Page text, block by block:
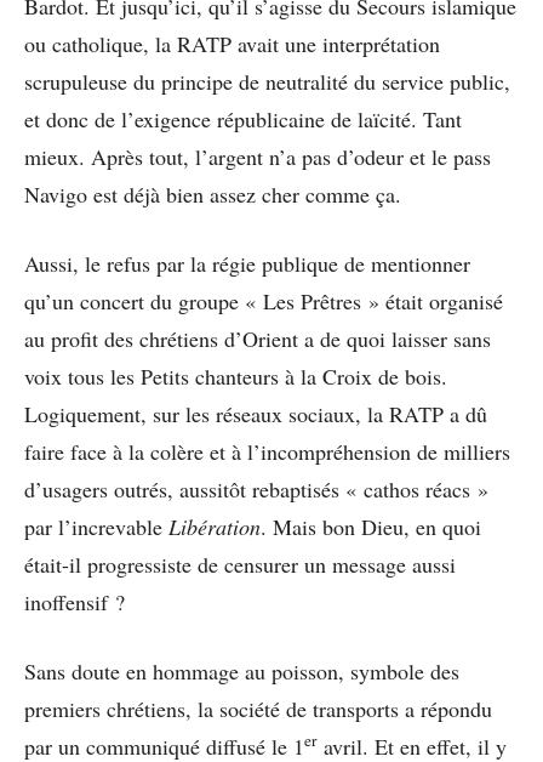
ou catholique, la RATP avait une interprétation
scrupuleuse du principe de neutralité du service public,
et donc de l’exigence républicaine de laïcité. Tant
mieux. Après tout, l’argent n’a pas d’odeur et le pass
Navigo est déjà bien assez cher comme ça.
Aussi, le refus par la régie publique de mentionner
qu’un concert du groupe « Les Prêtres » était organisé
au profit des chrétiens d’Orient a de quoi laisser sans
voix tous les Petits chanteurs à la Croix de bois.
Logiquement, sur les réseaux sociaux, la RATP a dû
faire face à la colère et à l’incompréhension de milliers
d’usagers outrés, aussitôt rebaptisés « cathos réacs »
par l’increvable Libération. Mais bon Dieu, en quoi
était-il progressiste de censurer un message aussi
inoffensif ?
Sans doute en hommage au poisson, symbole des
premiers chrétiens, la société de transports a répondu
par un communiqué diffusé le 1er avril. Et en effet, il y